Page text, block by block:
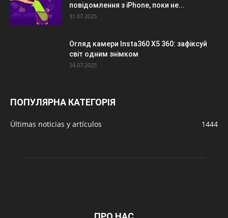
повідомлення з iPhone, поки не...
31.07.2025
Огляд камери Insta360 X5 360: зафіксуй
світ одним знімком
24.07.2025
ПОПУЛЯРНА КАТЕГОРІЯ
Últimas noticias y artículos 1444